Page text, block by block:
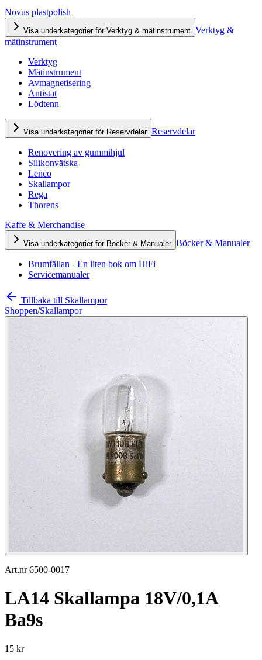
Novus plastpolish
Visa underkategorier för Verktyg & mätinstrument Verktyg &
mätinstrument
Verktyg
Mätinstrument
Avmagnetisering
Antistat
Lödtenn
Visa underkategorier för Reservdelar Reservdelar
Renovering av gummihjul
Silikonvätska
Lenco
Skallampor
Rega
Thorens
Kaffe & Merchandise
Visa underkategorier för Böcker & Manualer Böcker & Manualer
Brumfällan - En liten bok om HiFi
Servicemanualer
Tillbaka till Skallampor
Shoppen/Skallampor
Art.nr 6500-0017
LA14 Skallampa 18V/0,1A
Ba9s
15 kr